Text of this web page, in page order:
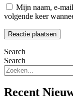
Mijn naam, e-
volgende keer
Search
Search
Recent